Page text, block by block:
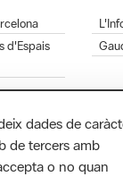
d'Espais
Edifici Llacuna,
dades de
de tercers amb
o no quan